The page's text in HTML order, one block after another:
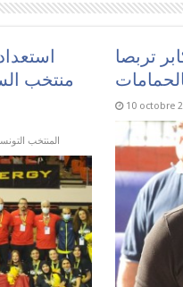
منتخب
المنتخب
تربصا
10 octobre